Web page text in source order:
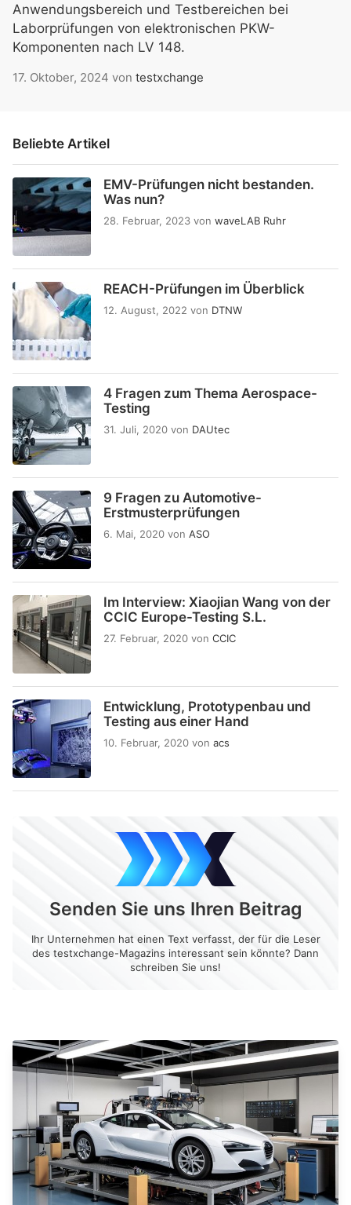
Anwendungsbereich und Testbereichen bei
Laborprüfungen von elektronischen PKW-
Komponenten nach LV 148.
17. Oktober, 2024 von testxchange
Beliebte Artikel
EMV-Prüfungen nicht bestanden.
Was nun?
28. Februar, 2023 von waveLAB Ruhr
REACH-Prüfungen im Überblick
12. August, 2022 von DTNW
4 Fragen zum Thema Aerospace-
Testing
31. Juli, 2020 von DAUtec
9 Fragen zu Automotive-
Erstmusterprüfungen
6. Mai, 2020 von ASO
Im Interview: Xiaojian Wang von der
CCIC Europe-Testing S.L.
27. Februar, 2020 von CCIC
Entwicklung, Prototypenbau und
Testing aus einer Hand
10. Februar, 2020 von acs
Senden Sie uns Ihren Beitrag
Ihr Unternehmen hat einen Text verfasst, der für die Leser
des testxchange-Magazins interessant sein könnte? Dann
schreiben Sie uns!